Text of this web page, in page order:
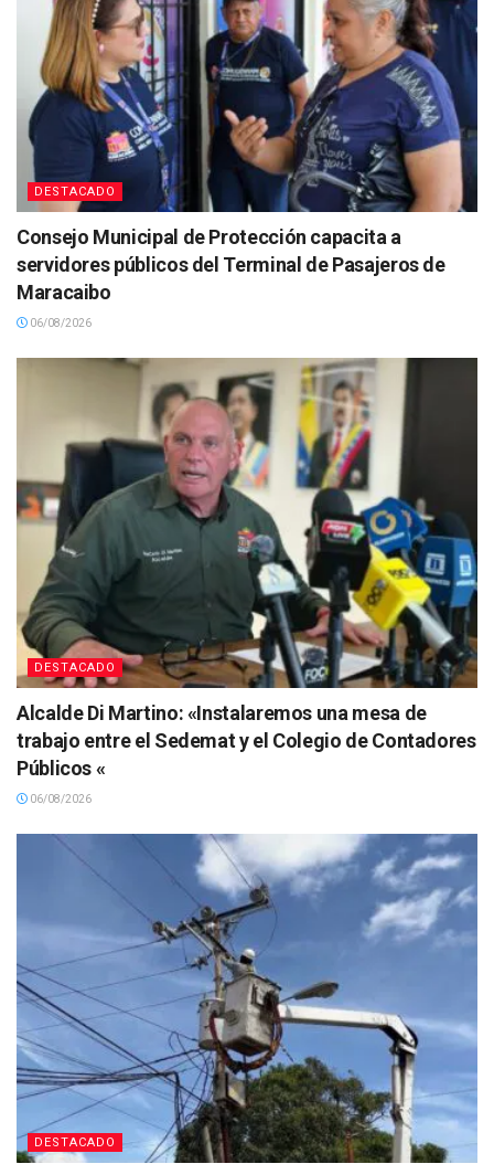
DESTACADO
Consejo Municipal de Protección capacita a
servidores públicos del Terminal de Pasajeros de
Maracaibo
06/08/2026
DESTACADO
Alcalde Di Martino: «Instalaremos una mesa de
trabajo entre el Sedemat y el Colegio de Contadores
Públicos «
06/08/2026
DESTACADO